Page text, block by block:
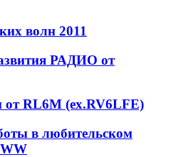
волн 2011
РАДИО от
RL6M (ex.RV6LFE)
в любительском